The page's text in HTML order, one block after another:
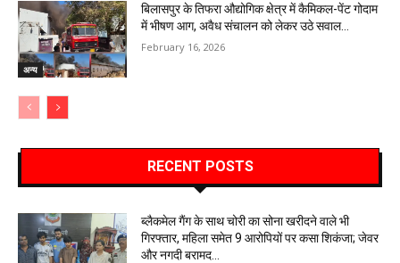
अन्य
बिलासपुर के तिफरा औद्योगिक क्षेत्र में कैमिकल-पेंट गोदाम
में भीषण आग, अवैध संचालन को लेकर उठे सवाल…
February 16, 2026
RECENT POSTS
ब्लैकमेल गैंग के साथ चोरी का सोना खरीदने वाले भी
गिरफ्तार, महिला समेत 9 आरोपियों पर कसा शिकंजा; जेवर
और नगदी बरामद…